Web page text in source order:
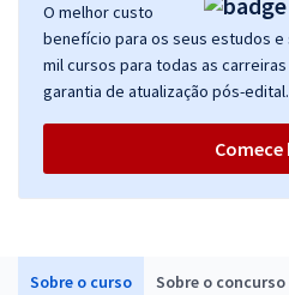
Sobre o curso Sobre o concurso
O melhor custo
benefício para os seus estudos e
mil cursos para todas as
garantia de atualização pós-edital.
Comece